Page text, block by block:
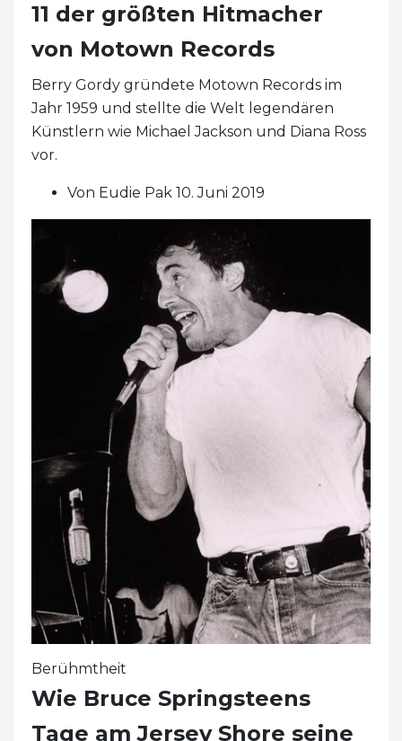
11 der größten Hitmacher
von Motown Records
Berry Gordy gründete Motown Records im
Jahr 1959 und stellte die Welt legendären
Künstlern wie Michael Jackson und Diana Ross
vor.
Von Eudie Pak 10. Juni 2019
Berühmtheit
Wie Bruce Springsteens
Tage am Jersey Shore seine